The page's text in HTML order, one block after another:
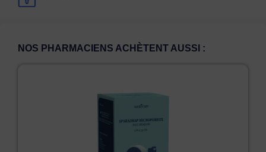
NOS PHARMACIENS ACHÈTENT AUSSI :